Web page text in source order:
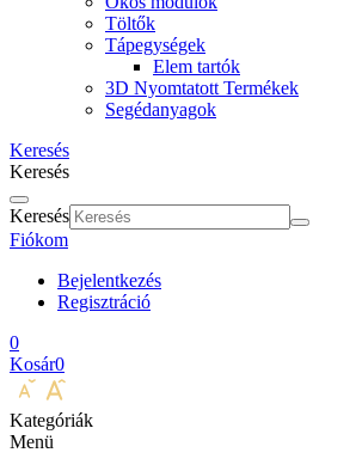
Töltők
Tápegységek
Elem tartók
3D Nyomtatott Termékek
Segédanyagok
Keresés
Keresés
Keresés
Fiókom
Bejelentkezés
Regisztráció
0
Kosár0
Kategóriák
Menü